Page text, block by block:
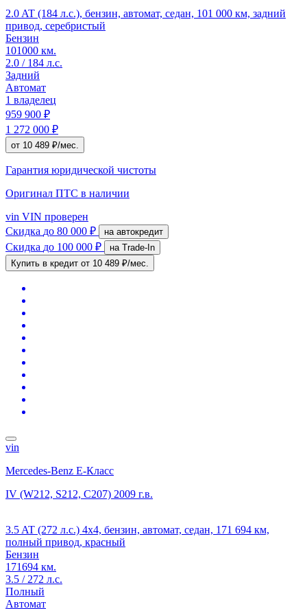
2.0 AT (184 л.с.), бензин, автомат, седан, 101 000 км, задний
привод, серебристый
Бензин
101000 км.
2.0 / 184 л.с.
Задний
Автомат
1 владелец
959 900 ₽
1 272 000 ₽
от 10 489 ₽/мес.
Гарантия юридической чистоты
Оригинал ПТС в наличии
vin VIN проверен
Скидка до 80 000 ₽ на автокредит
Скидка до 100 000 ₽
на Trade-In
Купить в кредит от 10 489 ₽/мес.
vin
Mercedes-Benz E-Класс
IV (W212, S212, C207) 2009 г.в.
3.5 AT (272 л.с.) 4x4, бензин, автомат, седан, 171 694 км,
полный привод, красный
Бензин
171694 км.
3.5 / 272 л.с.
Полный
Автомат